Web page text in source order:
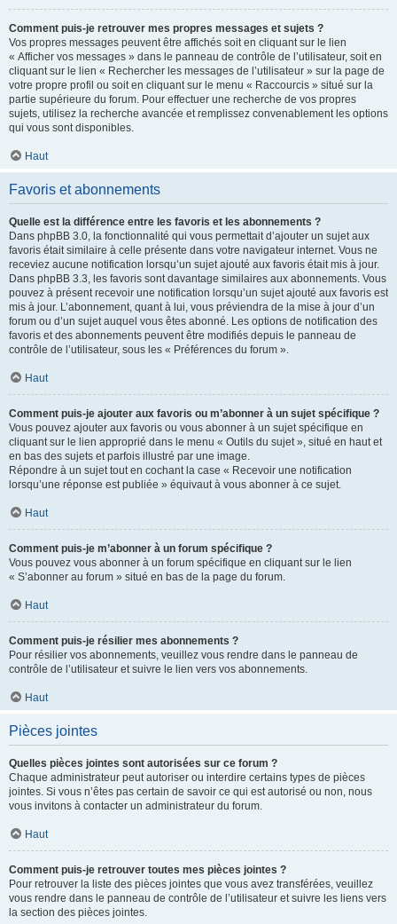
Comment puis-je retrouver mes propres messages et sujets ?
Vos propres messages peuvent être affichés soit en cliquant sur le lien
« Afficher vos messages » dans le panneau de contrôle de l’utilisateur, soit en
cliquant sur le lien « Rechercher les messages de l’utilisateur » sur la page de
votre propre profil ou soit en cliquant sur le menu « Raccourcis » situé sur la
partie supérieure du forum. Pour effectuer une recherche de vos propres
sujets, utilisez la recherche avancée et remplissez convenablement les options
qui vous sont disponibles.
Haut
Favoris et abonnements
Quelle est la différence entre les favoris et les abonnements ?
Dans phpBB 3.0, la fonctionnalité qui vous permettait d’ajouter un sujet aux
favoris était similaire à celle présente dans votre navigateur internet. Vous ne
receviez aucune notification lorsqu’un sujet ajouté aux favoris était mis à jour.
Dans phpBB 3.3, les favoris sont davantage similaires aux abonnements. Vous
pouvez à présent recevoir une notification lorsqu’un sujet ajouté aux favoris est
mis à jour. L’abonnement, quant à lui, vous préviendra de la mise à jour d’un
forum ou d’un sujet auquel vous êtes abonné. Les options de notification des
favoris et des abonnements peuvent être modifiés depuis le panneau de
contrôle de l’utilisateur, sous les « Préférences du forum ».
Haut
Comment puis-je ajouter aux favoris ou m’abonner à un sujet spécifique ?
Vous pouvez ajouter aux favoris ou vous abonner à un sujet spécifique en
cliquant sur le lien approprié dans le menu « Outils du sujet », situé en haut et
en bas des sujets et parfois illustré par une image.
Répondre à un sujet tout en cochant la case « Recevoir une notification
lorsqu’une réponse est publiée » équivaut à vous abonner à ce sujet.
Haut
Comment puis-je m’abonner à un forum spécifique ?
Vous pouvez vous abonner à un forum spécifique en cliquant sur le lien
« S’abonner au forum » situé en bas de la page du forum.
Haut
Comment puis-je résilier mes abonnements ?
Pour résilier vos abonnements, veuillez vous rendre dans le panneau de
contrôle de l’utilisateur et suivre le lien vers vos abonnements.
Haut
Pièces jointes
Quelles pièces jointes sont autorisées sur ce forum ?
Chaque administrateur peut autoriser ou interdire certains types de pièces
jointes. Si vous n’êtes pas certain de savoir ce qui est autorisé ou non, nous
vous invitons à contacter un administrateur du forum.
Haut
Comment puis-je retrouver toutes mes pièces jointes ?
Pour retrouver la liste des pièces jointes que vous avez transférées, veuillez
vous rendre dans le panneau de contrôle de l’utilisateur et suivre les liens vers
la section des pièces jointes.